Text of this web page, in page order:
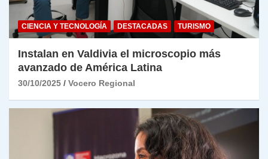
CIENCIA Y TECNOLOGÍA DESTACADAS TURISMO
Instalan en Valdivia el microscopio más
avanzado de América Latina
30/10/2025 Vocero Regional